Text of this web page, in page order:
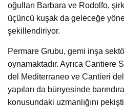
oğulları Barbara ve Rodolfo,
üçüncü kuşak da geleceğe
şekillendiriyor.
Permare Grubu, gemi inşa
oynamaktadır. Ayrıca Cantiere
del Mediterraneo ve Cantieri
yapıları da bünyesinde
konusundaki uzmanlığını